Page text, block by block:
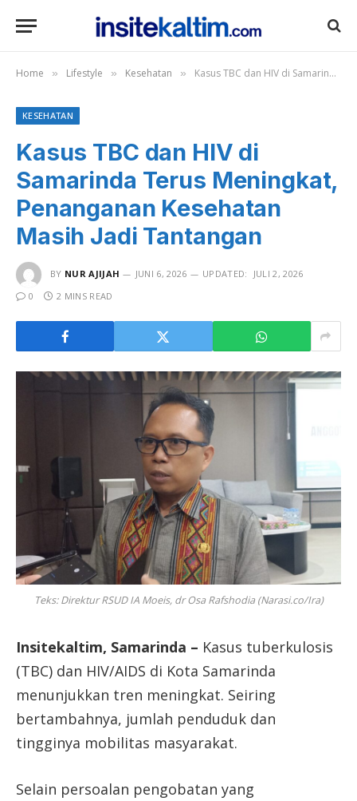
Home » Lifestyle » Kesehatan » Kasus TBC dan HIV di Samarinda Terus Meningkat, Penanganan Kesehatan Masih Jadi Tantangan
KESEHATAN
Kasus TBC dan HIV di
Samarinda Terus Meningkat,
Penanganan Kesehatan
Masih Jadi Tantangan
BY NUR AJIJAH JUNI 6, 2026 UPDATED:
JULI 2, 2026
0
2 MINS READ
Teks: Direktur RSUD IA Moeis, dr Osa Rafshodia (Narasi.co/Ira)
Insitekaltim, Samarinda – Kasus tuberkulosis
(TBC) dan HIV/AIDS di Kota Samarinda
menunjukkan tren meningkat. Seiring
bertambahnya, jumlah penduduk dan
tingginya mobilitas masyarakat.
Selain persoalan pengobatan yang